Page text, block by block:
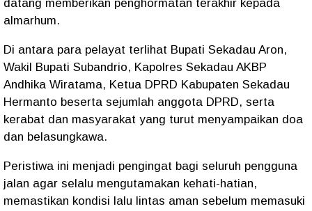
datang memberikan penghormatan terakhir kepada
almarhum.
Di antara para pelayat terlihat Bupati Sekadau Aron,
Wakil Bupati Subandrio, Kapolres Sekadau AKBP
Andhika Wiratama, Ketua DPRD Kabupaten Sekadau
Hermanto beserta sejumlah anggota DPRD, serta
kerabat dan masyarakat yang turut menyampaikan doa
dan belasungkawa.
Peristiwa ini menjadi pengingat bagi seluruh pengguna
jalan agar selalu mengutamakan kehati-hatian,
memastikan kondisi lalu lintas aman sebelum memasuki